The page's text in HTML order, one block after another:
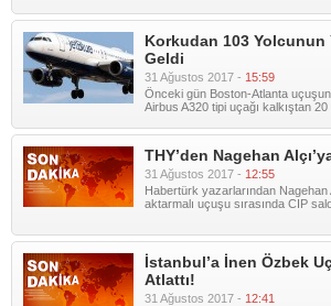
Korkudan 103 Yolcunun
Geldi
31 Ağustos 2017 - 15:59
Önceki gün Boston-Atlanta
Airbus A320 tipi uçağı kalkıştan 20
THY’den Nagehan
31 Ağustos 2017 - 12:55
Habertürk yazarlarından Nagehan
aktarmalı uçuşu sırasında CIP
İstanbul’a İnen Özbek
Atlattı!
31 Ağustos 2017 - 12:41